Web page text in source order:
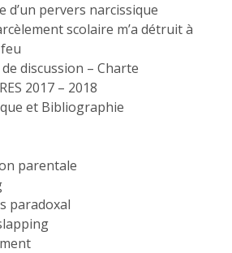
d’un pervers narcissique
scolaire m’a détruit à
discussion – Charte
2017 – 2018
et Bibliographie
parentale
paradoxal